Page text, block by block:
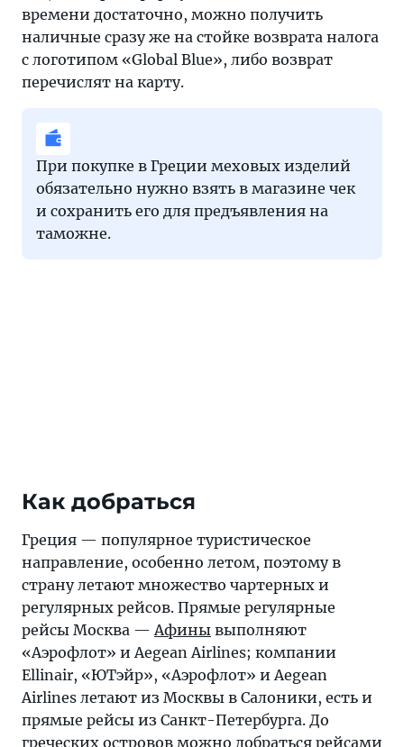
времени достаточно, можно получить
наличные сразу же на стойке возврата налога
с логотипом «Global Blue», либо возврат
перечислят на карту.
При покупке в Греции меховых изделий
обязательно нужно взять в магазине чек
и сохранить его для предъявления на
таможне.
Как добраться
Греция — популярное туристическое
направление, особенно летом, поэтому в
страну летают множество чартерных и
регулярных рейсов. Прямые регулярные
рейсы Москва —Афины выполняют
«Аэрофлот» и Aegean Airlines; компании
Ellinair, «ЮТэйр», «Аэрофлот» и Aegean
Airlines летают из Москвы в Салоники, есть и
прямые рейсы из Санкт-Петербурга. До
греческих островов можно добраться рейсами